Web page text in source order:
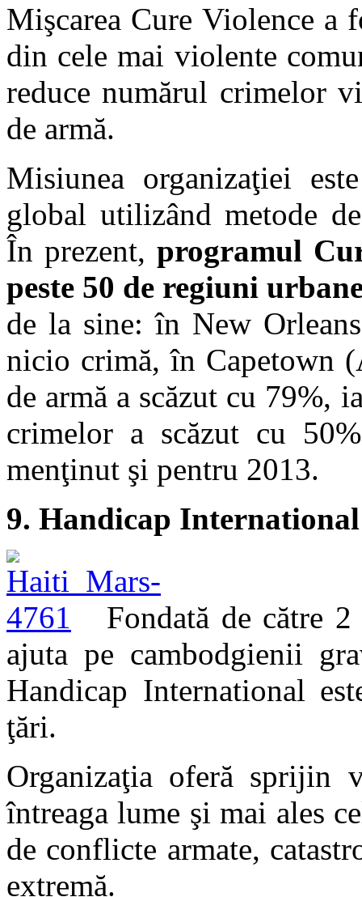
Mişcarea Cure Violence a
din cele mai violente
reduce numărul crimelor
de armă.
Misiunea organizaţiei
global utilizând metode
În prezent, programul
peste 50 de regiuni
de la sine: în New
nicio crimă, în Capetown
de armă a scăzut cu 79%,
crimelor a scăzut cu
menţinut şi pentru 2013.
9. Handicap International
Fondată de către
ajuta pe cambodgienii
Handicap International
ţări.
Organizaţia oferă sprijin
întreaga lume şi mai ales
de conflicte armate,
extremă.